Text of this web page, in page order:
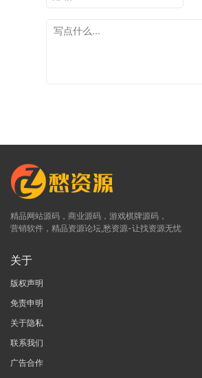
精品网站源码，商业源码，游戏棋牌源码，
营销软件，精品资源论坛,愁资源-让找资源无忧
关于
版权声明
免责申明
关于隐私
联系我们
广告合作